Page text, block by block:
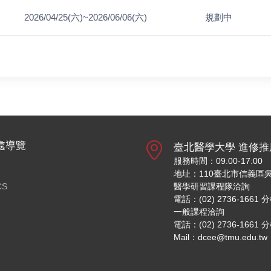
2026/04/25(六)~2026/06/06(六) 規劃中
導覽 臺北醫學大學 進修
服務時間：09:00-17:00
地址：110臺北市信義區
醫學研習課程隊洽詢
電話：(02) 2736-1661
一般課程洽詢
電話：(02) 2736-1661
Mail：dcee@tmu.edu.tw